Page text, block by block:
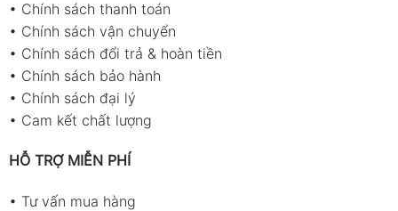
• Chính sách thanh toán
• Chính sách vận chuyển
• Chính sách đổi trả & hoàn tiền
• Chính sách bảo hành
• Chính sách đại lý
• Cam kết chất lượng
HỖ TRỢ MIỄN PHÍ
• Tư vấn mua hàng